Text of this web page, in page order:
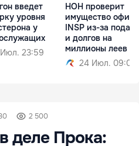
введет
уровня
у
23:59
НОН проверит
имущество
INSP из-за
и долгов на
миллионы леев
24 Июл. 09:01
2 500
деле Прока: